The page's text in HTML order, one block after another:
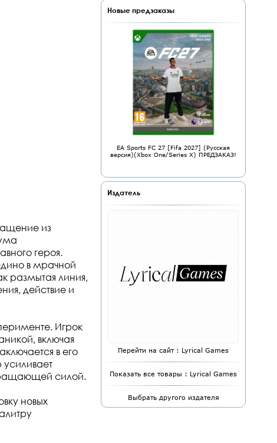
из
героя.
в мрачной
размытая линия,
действие и
Игрок
включая
в его
силой.
новых
Новые предзаказы
EA Sports FC 27 [Fifa 2027] (Русская
версия)(Xbox One/Series X) ПРЕДЗАКАЗ!
Издатель
Перейти на сайт : Lyrical Games
Показать все товары : Lyrical Games
Выбрать другого издателя